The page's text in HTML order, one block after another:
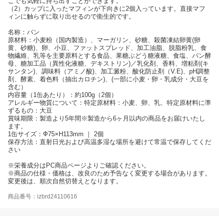
（2）カップに入ったマフィンが下向きに2個入っています。直接マフ
ィンに触らずに取り出せるので衛生的です。
名称：パン
原材料：小麦粉（国内製造）、マーガリン、砂糖、殺菌凍結卵黄(卵
黄、砂糖)、卵、小豆、ファットスプレッド、加工油脂、脱脂粉乳、食
物繊維、乳等を主要原料とする食品、果糖ぶどう糖液糖、食塩、パン酵
母、糖加工品（異性化液糖、デキストリン)／乳化剤、香料、増粘剤(キ
サンタン)、調味料（アミノ酸)、加工澱粉、酸化防止剤（V.E)、pH調整
剤、酵素、着色料（抽出カロチン)、(一部に小麦・卵・乳成分・大豆を
含む）
内容量（1缶あたり）：約100g（2個）
アレルギー物質について：特定原材料：小麦、卵、乳、特定原材料に準
ずるもの：大豆
賞味期限：製造より5年間※製造から6ヶ月以内の商品をお届けいたし
ます。
1缶サイズ：Ф75×H113mm ｜ 2個
保存方法：直射日光および高温多湿な場所を避けて常温で保存してくだ
さい
※栄養成分はPC商品ページよりご確認ください。
※商品の仕様・価格は、改良のため予告なく変更する場合があります。
変更後は、順次自然切替えとなります。
商品番号：izbrd24110616